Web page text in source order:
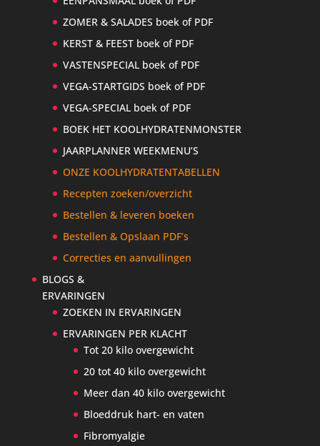
ZOMER & SALADES boek of PDF
KERST & FEEST boek of PDF
VASTENSPECIAL boek of PDF
VEGA-STARTGIDS boek of PDF
VEGA-SPECIAL boek of PDF
BOEK HET KOOLHYDRATENMONSTER
JAARPLANNER WEEKMENU’S
ONZE KOOLHYDRATENTABELLEN
Recepten zoeken/overzicht
Bestellen & leveren boeken
Bestellen & Opslaan PDF’s
Correcties en aanvullingen
BLOGS &
ERVARINGEN
ZOEKEN IN ERVARINGEN
ERVARINGEN PER KLACHT
Tot 20 kilo overgewicht
20 tot 40 kilo overgewicht
Meer dan 40 kilo overgewicht
Bloeddruk hart- en vaten
Fibromyalgie